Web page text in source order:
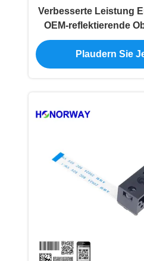
Verbesserte Leistung
OEM-reflektierende
Lesbarer 2D-
Engine für Barcode
Kunststoff
Plaudern Sie